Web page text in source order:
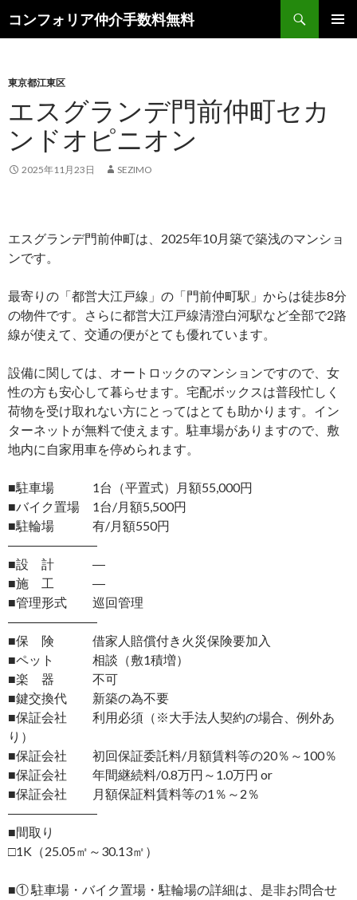
コンフォリア仲介手数料無料
索
ン
へ
ス
キ
ッ
東京都江東区
エスグランデ門前仲町セカ
ンドオピニオン
2025年11月23日 SEZIMO
エスグランデ門前仲町は、2025年10月築で築浅のマンショ
ンです。
最寄りの「都営大江戸線」の「門前仲町駅」からは徒歩8分
の物件です。さらに都営大江戸線清澄白河駅など全部で2路
線が使えて、交通の便がとても優れています。
設備に関しては、オートロックのマンションですので、女
性の方も安心して暮らせます。宅配ボックスは普段忙しく
荷物を受け取れない方にとってはとても助かります。イン
ターネットが無料で使えます。駐車場がありますので、敷
地内に自家用車を停められます。
■駐車場 1台（平置式）月額55,000円
■バイク置場 1台/月額5,500円
■駐輪場 有/月額550円
―――――――
■設 計 ―
■施 工 ―
■管理形式 巡回管理
―――――――
■保 険 借家人賠償付き火災保険要加入
■ペット 相談（敷1積増）
■楽 器 不可
■鍵交換代 新築の為不要
■保証会社 利用必須（※大手法人契約の場合、例外あ
り）
■保証会社 初回保証委託料/月額賃料等の20％～100％
■保証会社 年間継続料/0.8万円～1.0万円 or
■保証会社 月額保証料賃料等の1％～2％
―――――――
■間取り
□1K（25.05㎡～30.13㎡）
■① 駐車場・バイク置場・駐輪場の詳細は、是非お問合せ